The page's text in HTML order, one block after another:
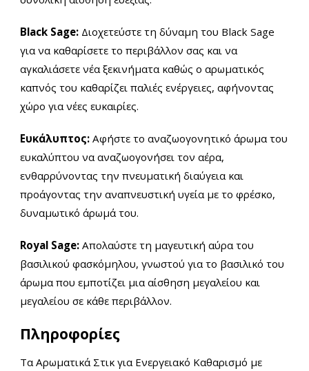
Black Sage: Διοχετεύστε τη δύναμη του Black Sage
για να καθαρίσετε το περιβάλλον σας και να
αγκαλιάσετε νέα ξεκινήματα καθώς ο αρωματικός
καπνός του καθαρίζει παλιές ενέργειες, αφήνοντας
χώρο για νέες ευκαιρίες.
Ευκάλυπτος: Αφήστε το αναζωογονητικό άρωμα του
ευκαλύπτου να αναζωογονήσει τον αέρα,
ενθαρρύνοντας την πνευματική διαύγεια και
προάγοντας την αναπνευστική υγεία με το φρέσκο,
δυναμωτικό άρωμά του.
Royal Sage: Απολαύστε τη μαγευτική αύρα του
βασιλικού φασκόμηλου, γνωστού για το βασιλικό του
άρωμα που εμποτίζει μια αίσθηση μεγαλείου και
μεγαλείου σε κάθε περιβάλλον.
Πληροφορίες
Τα Αρωματικά Στικ για Ενεργειακό Καθαρισμό με